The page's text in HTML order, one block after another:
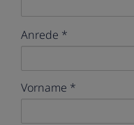
Anrede
Vorname